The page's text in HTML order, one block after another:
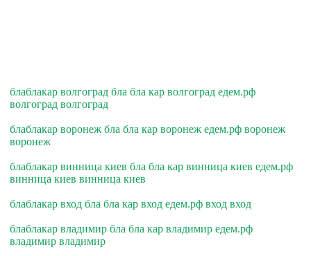
блаблакар волгоград бла бла кар волгоград едем.рф
волгоград волгоград
блаблакар воронеж бла бла кар воронеж едем.рф воронеж
воронеж
блаблакар винница киев бла бла кар винница киев едем.рф
винница киев винница киев
блаблакар вход бла бла кар вход едем.рф вход вход
блаблакар владимир бла бла кар владимир едем.рф
владимир владимир